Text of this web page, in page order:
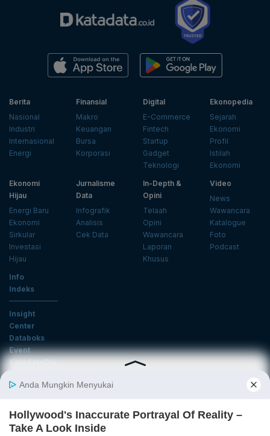
Berita
Nasional
Industri
Internasional
Energi
Finansial
Makro
Keuangan
Bursa
Korporasi
Digital
E-Commerce
Fintech
Startup
Gadget
Teknologi
Ekonopedia
Sejarah
Ekonomi
Profil
Istilah
Ekonomi
Ekonomi
Hijau
Energi Baru
Ekonomi
Sirkular
Investasi
Hijau
Jurnalisme
Data
Infografik
Analisis
Cek Data
In-Depth &
Opini
Telaah
Opini
Wawancara
Laporan
Khusus
Video
News
Wawancara
Katalogue
Foto
Podcast
Info
Indeks
Insight
Center
Databoks
Event
KatadataOto
Email
Daftar